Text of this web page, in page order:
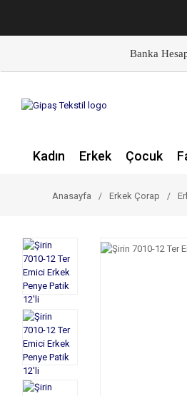
Banka
Kadın Erkek Çocuk
Anasayfa Erkek Çorap